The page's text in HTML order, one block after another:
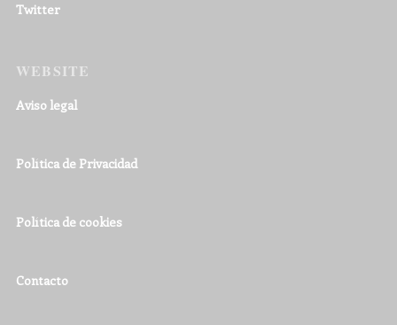
Twitter
WEBSITE
Aviso legal
Política de Privacidad
Política de cookies
Contacto